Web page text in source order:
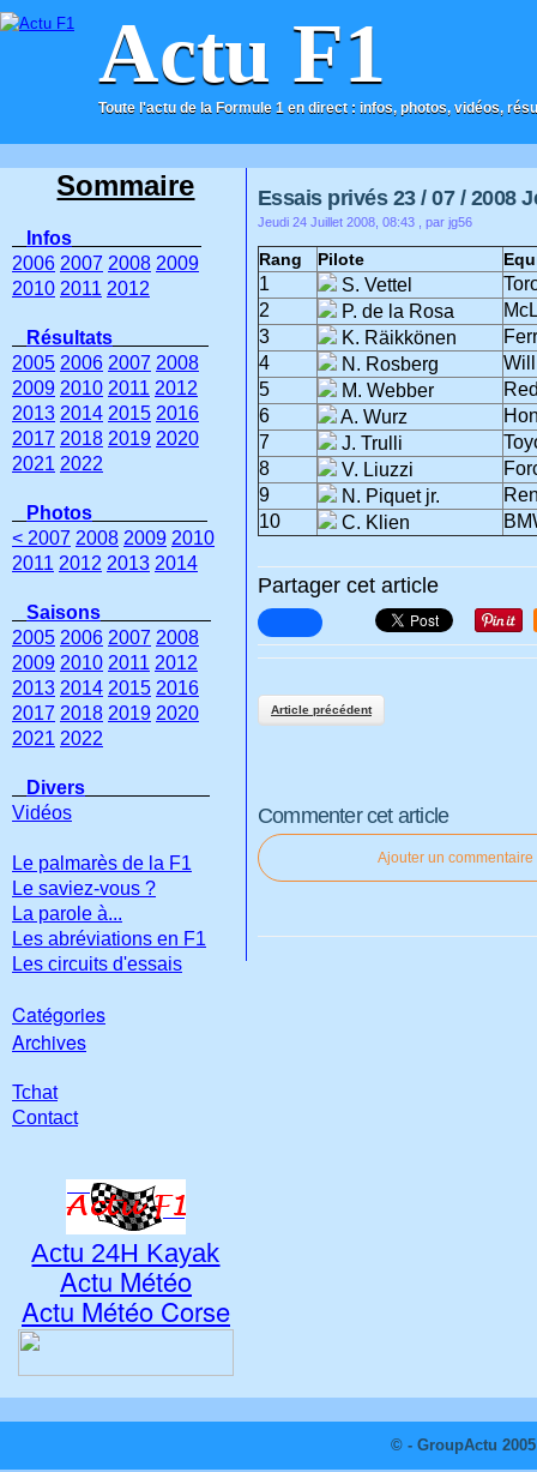
Actu F1
Toute l'actu de la Formule 1 en direct : infos, photos, vidéos,
ACCUEIL CONTACT
Essais privés 23 / 07 / 2008
Jeudi 24 Juillet 2008, 08:43 , par jg56
Rang Pilote
1 S. Vettel
2
P. de la Rosa
3
K. Räikkönen
4
N. Rosberg
5
M. Webber
6
A. Wurz
7
J. Trulli
8
V. Liuzzi
9
N. Piquet jr.
10
C. Klien
Partager cet article
Article précédent
Commenter cet article
Ajouter un commentaire
Sommaire
Infos
2006 2007 2008 2009
2010 2011 2012
Résultats
2005 2006 2007 2008
2009 2010 2011 2012
2013 2014 2015 2016
2017 2018 2019 2020
2021 2022
Photos
< 2007 2008 2009 2010
2011 2012 2013 2014
Saisons
2005 2006 2007 2008
2009 2010 2011 2012
2013 2014 2015 2016
2017 2018 2019 2020
2021 2022
Divers
Vidéos
Le palmarès de la F1
Le saviez-vous ?
La parole à...
Les abréviations en F1
Les circuits d'essais
Catégories
Archives
Tchat
Contact
Actu 24H Kayak
Actu Météo
Actu Météo Corse
© - GroupActu